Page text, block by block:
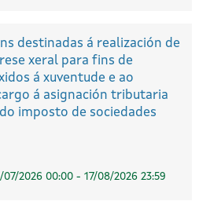
destinadas á realización de
xeral para fins de
á xuventude e ao
á asignación tributaria
do imposto de sociedades
2026 00:00 - 17/08/2026 23:59